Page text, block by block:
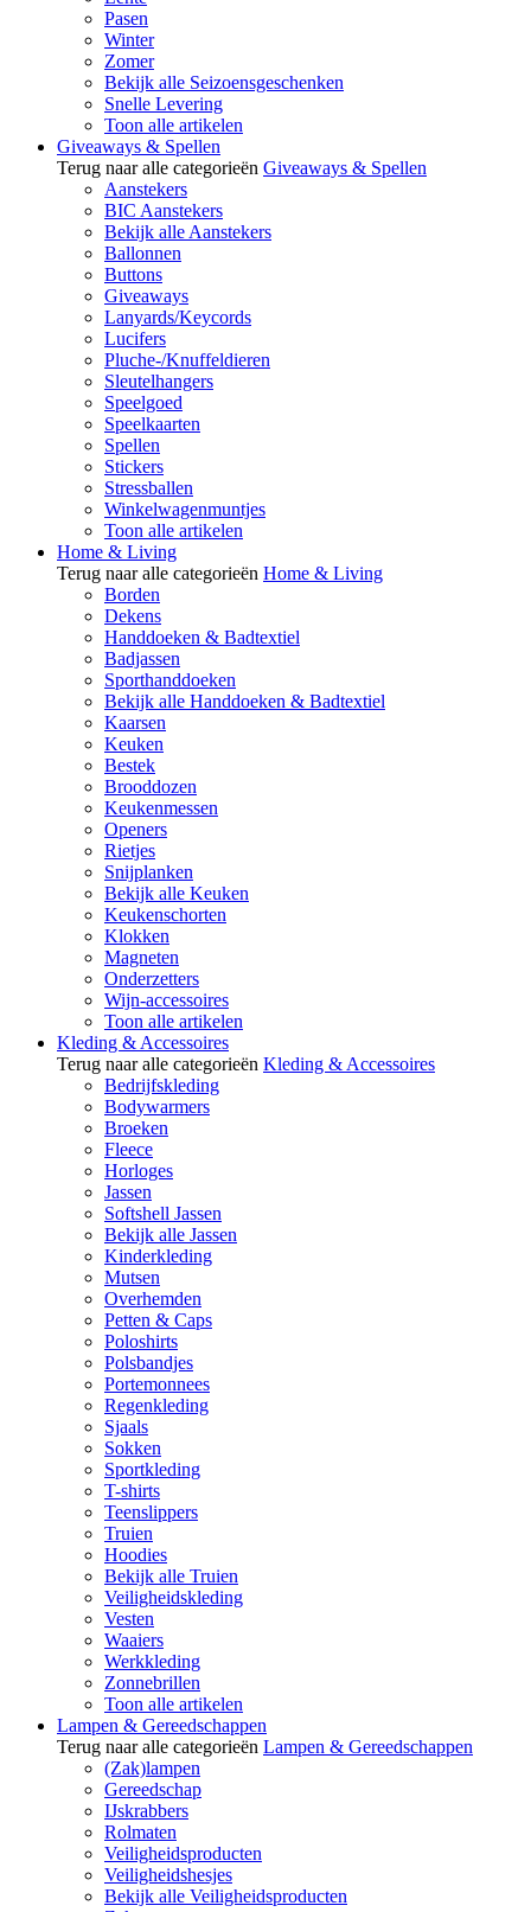
Pasen
Winter
Zomer
Bekijk alle Seizoensgeschenken
Snelle Levering
Toon alle artikelen
Giveaways & Spellen
Terug naar alle categorieën Giveaways & Spellen
Aanstekers
BIC Aanstekers
Bekijk alle Aanstekers
Ballonnen
Buttons
Giveaways
Lanyards/Keycords
Lucifers
Pluche-/Knuffeldieren
Sleutelhangers
Speelgoed
Speelkaarten
Spellen
Stickers
Stressballen
Winkelwagenmuntjes
Toon alle artikelen
Home & Living
Terug naar alle categorieën Home & Living
Borden
Dekens
Handdoeken & Badtextiel
Badjassen
Sporthanddoeken
Bekijk alle Handdoeken & Badtextiel
Kaarsen
Keuken
Bestek
Brooddozen
Keukenmessen
Openers
Rietjes
Snijplanken
Bekijk alle Keuken
Keukenschorten
Klokken
Magneten
Onderzetters
Wijn-accessoires
Toon alle artikelen
Kleding & Accessoires
Terug naar alle categorieën Kleding & Accessoires
Bedrijfskleding
Bodywarmers
Broeken
Fleece
Horloges
Jassen
Softshell Jassen
Bekijk alle Jassen
Kinderkleding
Mutsen
Overhemden
Petten & Caps
Poloshirts
Polsbandjes
Portemonnees
Regenkleding
Sjaals
Sokken
Sportkleding
T-shirts
Teenslippers
Truien
Hoodies
Bekijk alle Truien
Veiligheidskleding
Vesten
Waaiers
Werkkleding
Zonnebrillen
Toon alle artikelen
Lampen & Gereedschappen
Terug naar alle categorieën Lampen & Gereedschappen
(Zak)lampen
Gereedschap
IJskrabbers
Rolmaten
Veiligheidsproducten
Veiligheidshesjes
Bekijk alle Veiligheidsproducten